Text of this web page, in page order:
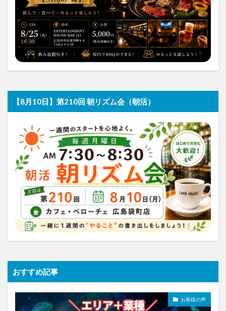
【8月10日】第210回 朝リズム会（朝活）
おすすめ記事
お客様の声